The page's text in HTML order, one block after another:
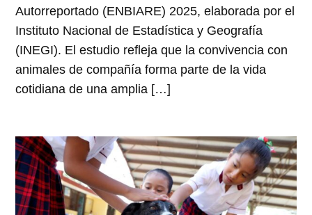
Autorreportado (ENBIARE) 2025, elaborada por el
Instituto Nacional de Estadística y Geografía
(INEGI). El estudio refleja que la convivencia con
animales de compañía forma parte de la vida
cotidiana de una amplia […]